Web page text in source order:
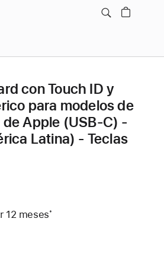
con Touch ID y
para modelos de
Apple (USB‑C) -
Latina) - Teclas
12 mesesmeses
Nota
*